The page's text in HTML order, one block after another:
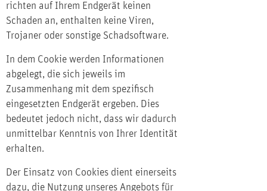
richten auf Ihrem Endgerät keinen
Schaden an, enthalten keine Viren,
Trojaner oder sonstige Schadsoftware.
In dem Cookie werden Informationen
abgelegt, die sich jeweils im
Zusammenhang mit dem spezifisch
eingesetzten Endgerät ergeben. Dies
bedeutet jedoch nicht, dass wir dadurch
unmittelbar Kenntnis von Ihrer Identität
erhalten.
Der Einsatz von Cookies dient einerseits
dazu, die Nutzung unseres Angebots für